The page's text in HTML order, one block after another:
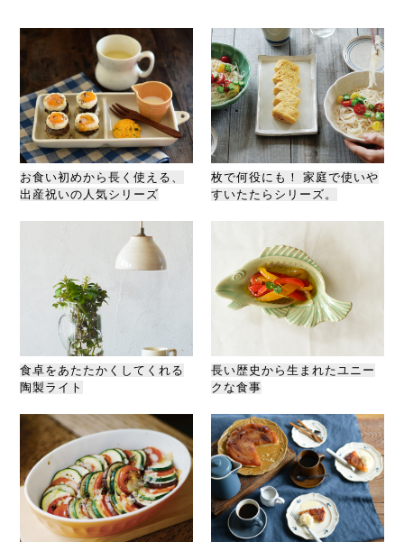
お食い初めから長く使える、
出産祝いの人気シリーズ
枚で何役にも！ 家庭で使いや
すいたたらシリーズ。
食卓をあたたかくしてくれる
陶製ライト
長い歴史から生まれたユニー
クな食事